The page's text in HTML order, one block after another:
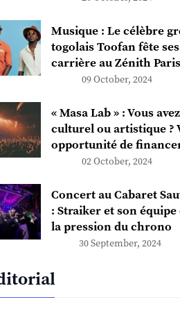
Musique : Le célèbre
togolais Toofan fête
carrière au Zénith
09 October, 2024
« Masa Lab » : Vous
culturel ou artistique ?
opportunité de
02 October, 2024
Concert au Cabaret
: Straiker et son
la pression du chrono
30 September, 2024